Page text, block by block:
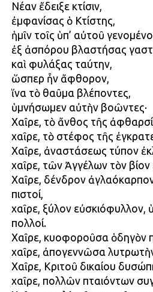
Νέαν ἔδειξε κτίσιν,
ἐμφανίσας ὁ Κτίστης,
ἡμῖν τοῖς ὑπ’ αὐτοῦ
ἐξ ἀσπόρου βλαστήσας
καὶ φυλάξας ταύτην,
ὥσπερ ἦν ἄφθορον,
ἵνα τὸ θαῦμα βλέποντες,
ὑμνήσωμεν αὐτὴν βοῶντες·
Χαῖρε, τὸ ἄνθος τῆς
χαῖρε, τὸ στέφος τῆς
Χαῖρε, ἀναστάσεως τύπον
χαῖρε, τῶν Ἀγγέλων τὸν
Χαῖρε, δένδρον
πιστοί,
χαῖρε, ξύλον εὐσκιόφυλλον,
πολλοί.
Χαῖρε, κυοφοροῦσα ὁδηγὸν
χαῖρε, ἀπογεννῶσα
Χαῖρε, Κριτοῦ δικαίου
χαῖρε, πολλῶν πταιόντων